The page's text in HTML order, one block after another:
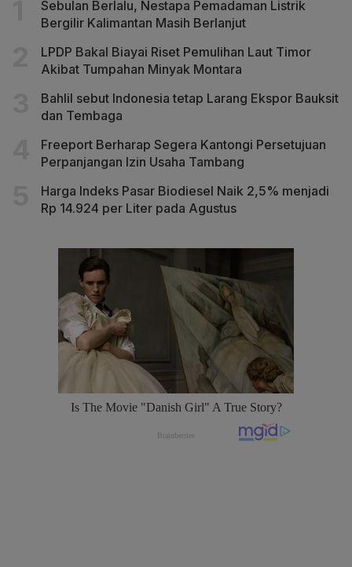
Sebulan Berlalu, Nestapa Pemadaman Listrik
Bergilir Kalimantan Masih Berlanjut
LPDP Bakal Biayai Riset Pemulihan Laut Timor
Akibat Tumpahan Minyak Montara
Bahlil sebut Indonesia tetap Larang Ekspor Bauksit
dan Tembaga
Freeport Berharap Segera Kantongi Persetujuan
Perpanjangan Izin Usaha Tambang
Harga Indeks Pasar Biodiesel Naik 2,5% menjadi
Rp 14.924 per Liter pada Agustus